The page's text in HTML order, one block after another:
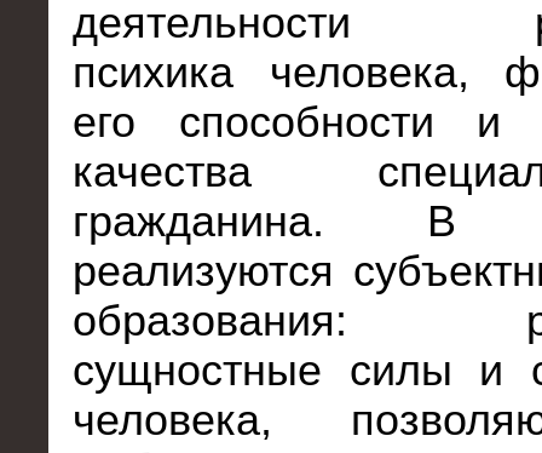
деятельности
психика человека,
его способности и
качества
гражданина.
реализуются
образования:
сущностные силы и
человека,